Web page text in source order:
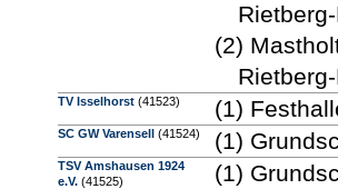
(2)
TV Isselhorst (41523) (1)
SC GW Varensell (41524) (1)
TSV Amshausen 1924
e.V. (41525)
(1)